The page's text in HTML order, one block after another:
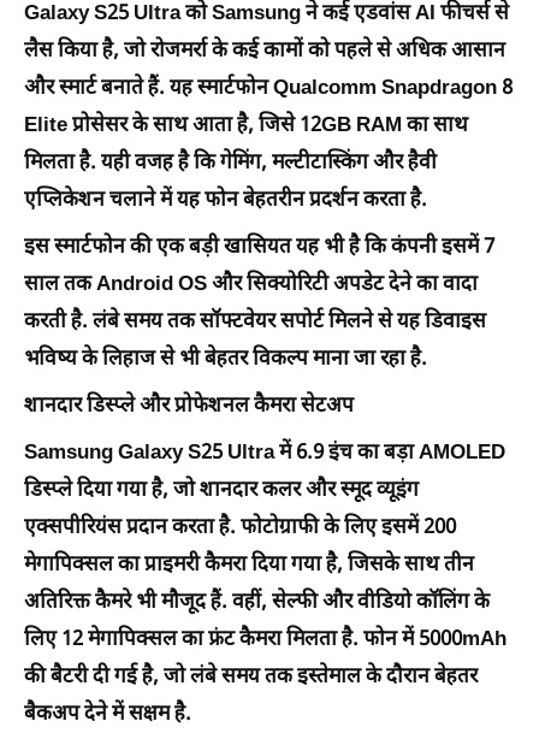
Galaxy S25 Ultra को Samsung ने कई एडवांस AI फीचर्स से
लैस किया है, जो रोजमर्रा के कई कामों को पहले से अधिक आसान
और स्मार्ट बनाते हैं. यह स्मार्टफोन Qualcomm Snapdragon 8
Elite प्रोसेसर के साथ आता है, जिसे 12GB RAM का साथ
मिलता है. यही वजह है कि गेमिंग, मल्टीटास्किंग और हैवी
एप्लिकेशन चलाने में यह फोन बेहतरीन प्रदर्शन करता है.
इस स्मार्टफोन की एक बड़ी खासियत यह भी है कि कंपनी इसमें 7
साल तक Android OS और सिक्योरिटी अपडेट देने का वादा
करती है. लंबे समय तक सॉफ्टवेयर सपोर्ट मिलने से यह डिवाइस
भविष्य के लिहाज से भी बेहतर विकल्प माना जा रहा है.
शानदार डिस्प्ले और प्रोफेशनल कैमरा सेटअप
Samsung Galaxy S25 Ultra में 6.9 इंच का बड़ा AMOLED
डिस्प्ले दिया गया है, जो शानदार कलर और स्मूद व्यूइंग
एक्सपीरियंस प्रदान करता है. फोटोग्राफी के लिए इसमें 200
मेगापिक्सल का प्राइमरी कैमरा दिया गया है, जिसके साथ तीन
अतिरिक्त कैमरे भी मौजूद हैं. वहीं, सेल्फी और वीडियो कॉलिंग के
लिए 12 मेगापिक्सल का फ्रंट कैमरा मिलता है. फोन में 5000mAh
की बैटरी दी गई है, जो लंबे समय तक इस्तेमाल के दौरान बेहतर
बैकअप देने में सक्षम है.